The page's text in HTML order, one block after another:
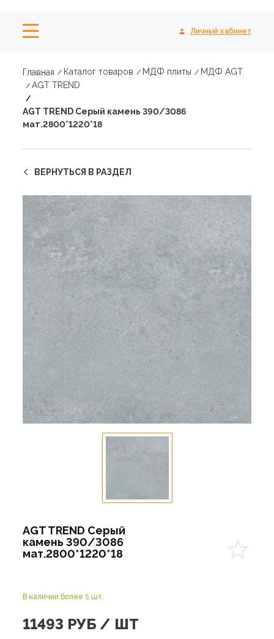
Личный кабинет
Главная Каталог товаров МДФ плиты
МДФ AGT
AGT TREND
AGT TREND Серый камень 390/3086
мат.2800*1220*18
ВЕРНУТЬСЯ В РАЗДЕЛ
AGT TREND Серый
камень 390/3086
мат.2800*1220*18
В наличии более 5 шт.
11493 РУБ / ШТ